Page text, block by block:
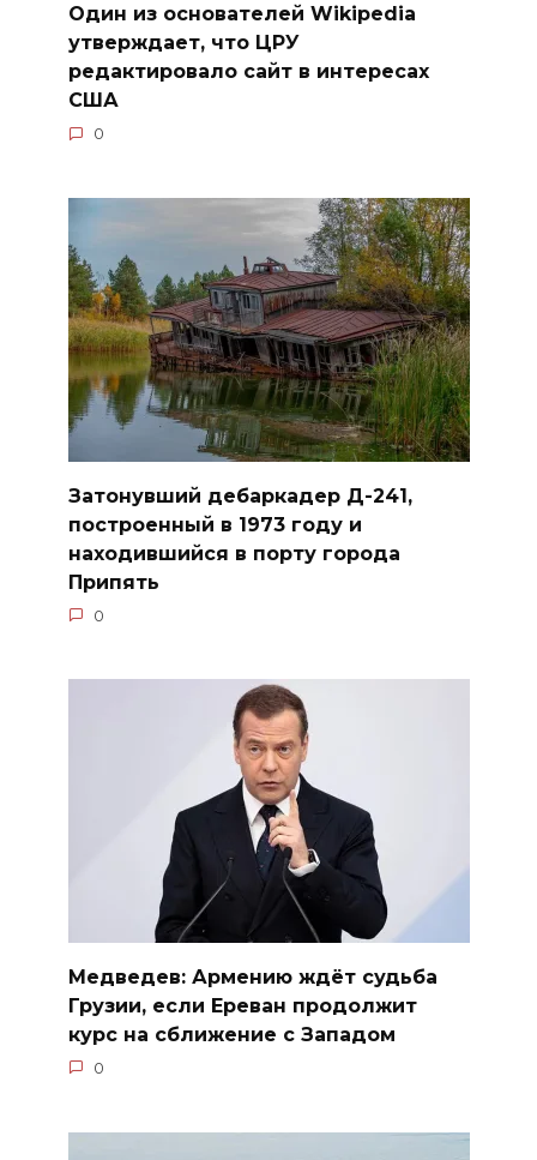
Один из основателей Wikipedia
утверждает, что ЦРУ
редактировало сайт в интересах
США
0
Затонувший дебаркадер Д-241,
построенный в 1973 году и
находившийся в порту города
Припять
0
Медведев: Армению ждёт судьба
Грузии, если Ереван продолжит
курс на сближение с Западом
0